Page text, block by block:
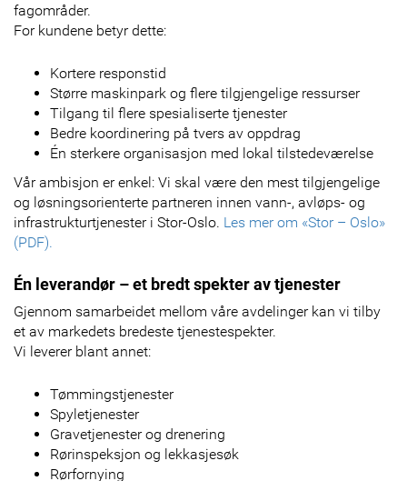
fagområder.
For kundene betyr dette:
Kortere responstid
Større maskinpark og flere tilgjengelige ressurser
Tilgang til flere spesialiserte tjenester
Bedre koordinering på tvers av oppdrag
Én sterkere organisasjon med lokal tilstedeværelse
Vår ambisjon er enkel: Vi skal være den mest tilgjengelige
og løsningsorienterte partneren innen vann-, avløps- og
infrastrukturtjenester i Stor-Oslo. Les mer om «Stor – Oslo»
(PDF).
Én leverandør – et bredt spekter av tjenester
Gjennom samarbeidet mellom våre avdelinger kan vi tilby
et av markedets bredeste tjenestespekter.
Vi leverer blant annet:
Tømmingstjenester
Spyletjenester
Gravetjenester og drenering
Rørinspeksjon og lekkasjesøk
Rørfornying